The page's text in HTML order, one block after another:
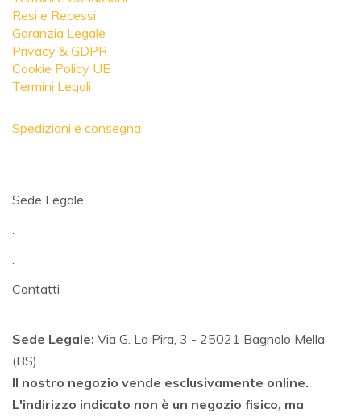
Resi e Recessi
Garanzia Legale
Privacy & GDPR
Cookie Policy UE
Termini Legali
Spedizioni e consegna
Sede Legale
.
.
Contatti
Sede Legale: Via G. La Pira, 3 - 25021 Bagnolo Mella
(BS)
Il nostro negozio vende esclusivamente online.
L'indirizzo indicato non è un negozio fisico, ma